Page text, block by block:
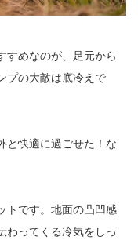
めなのが、足元から
プの大敵は底冷えで
と快適に過ごせた！な
トです。地面の凸凹感
わってくる冷気をしっ